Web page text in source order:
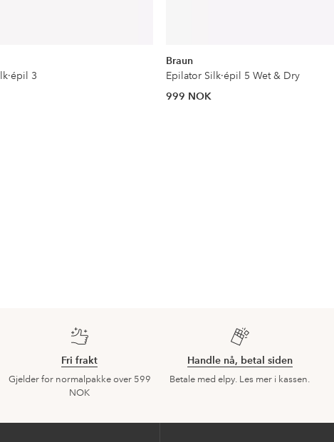
3
Braun
Epilator Silk·épil 5 Wet & Dry
999 NOK
Fri frakt
Gjelder for normalpakke over 599
NOK
Handle nå, betal siden
Betale med elpy. Les mer i kassen.